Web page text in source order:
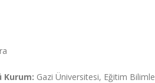
Kurum: Gazi Üniversitesi, Eğitim